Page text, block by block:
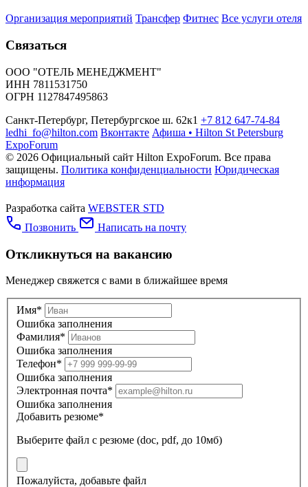
Организация мероприятий Трансфер Фитнес Все услуги отеля
Связаться
ООО "ОТЕЛЬ МЕНЕДЖМЕНТ"
ИНН 7811531750
ОГРН 1127847495863
Санкт-Петербург, Петербургское ш. 62к1 +7 812 647-74-84
ledhi_fo@hilton.com Вконтакте Афиша • Hilton St Petersburg
ExpoForum
© 2026 Официальный сайт Hilton ExpoForum. Все права
защищены. Политика конфиденциальности Юридическая
информация
Разработка сайта WEBSTER STD
Позвонить
Написать на почту
Откликнуться на вакансию
Менеджер свяжется с вами в ближайшее время
Имя*
Ошибка заполнения
Фамилия*
Ошибка заполнения
Телефон*
Ошибка заполнения
Электронная почта*
Ошибка заполнения
Добавить резюме*
Выберите файл с резюме (doc, pdf, до 10мб)
Пожалуйста, добавьте файл